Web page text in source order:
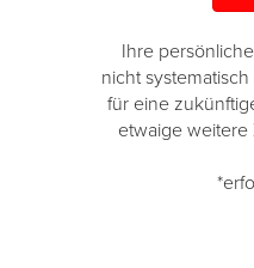
Ihre
nicht
für eine
etwaige